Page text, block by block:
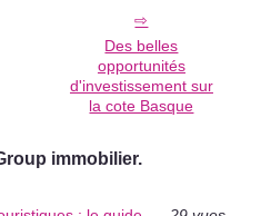
Des belles
opportunités
d'investissement sur
la cote Basque
immobilier.